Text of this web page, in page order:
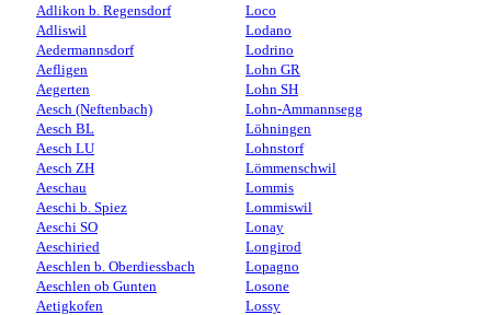
Adlikon b. Regensdorf
Adliswil
Aedermannsdorf
Aefligen
Aegerten
Aesch (Neftenbach)
Aesch BL
Aesch LU
Aesch ZH
Aeschau
Aeschi b. Spiez
Aeschi SO
Aeschiried
Aeschlen b. Oberdiessbach
Aeschlen ob Gunten
Aetigkofen
Loco
Lodano
Lodrino
Lohn GR
Lohn SH
Lohn-Ammannsegg
Löhningen
Lohnstorf
Lömmenschwil
Lommis
Lommiswil
Lonay
Longirod
Lopagno
Losone
Lossy